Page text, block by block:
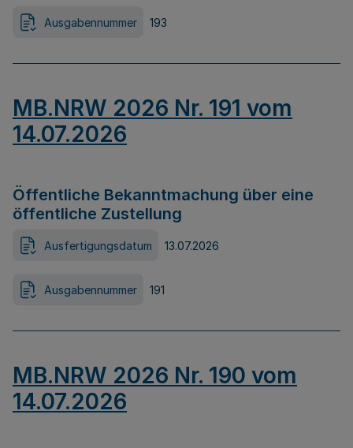
Ausgabennummer 193
MB.NRW 2026 Nr. 191 vom
14.07.2026
Öffentliche Bekanntmachung über eine
öffentliche Zustellung
Ausfertigungsdatum 13.07.2026
Ausgabennummer 191
MB.NRW 2026 Nr. 190 vom
14.07.2026